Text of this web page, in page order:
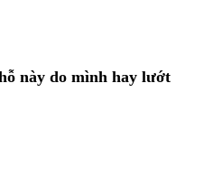
này do mình hay lướt